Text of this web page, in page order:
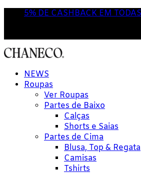
5% DE CASHBACK EM
NEWS
Roupas
Ver Roupas
Partes de Baixo
Calças
Shorts e Saias
Partes de Cima
Blusa, Top & Regata
Camisas
Tshirts